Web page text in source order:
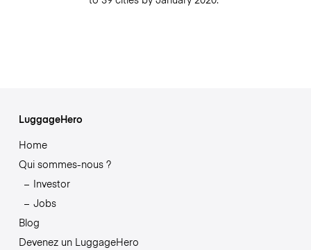
LuggageHero
Home
Qui sommes-nous ?
Investor
Jobs
Blog
Devenez un LuggageHero